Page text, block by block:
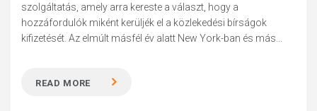
szolgáltatás, amely arra kereste a választ, hogy a
hozzáfordulók miként kerüljék el a közlekedési bírságok
kifizetését. Az elmúlt másfél év alatt New York-ban és más...
READ MORE